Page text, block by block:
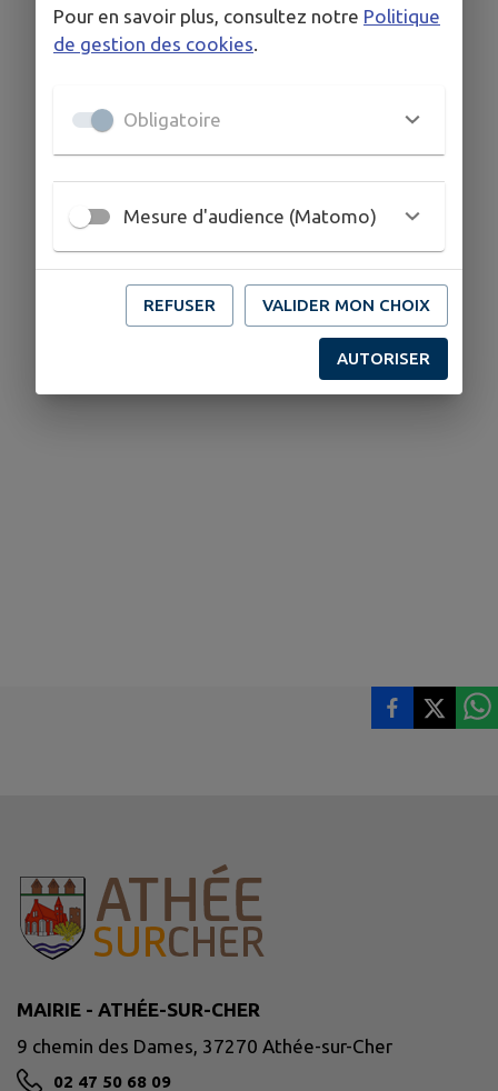
MAIRIE - ATHÉE-SUR-CHER
9 chemin des Dames, 37270 Athée-sur-Cher
02 47 50 68 09
Pour en savoir plus, consultez notre Politique
de gestion des cookies
Obligatoire
Mesure d'audience (Matomo)
REFUSER VALIDER MON CHOIX
AUTORISER